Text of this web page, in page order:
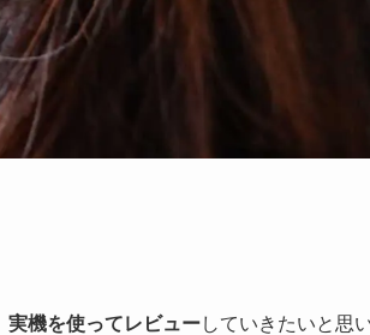
実機を使ってレビューしていきたいと思